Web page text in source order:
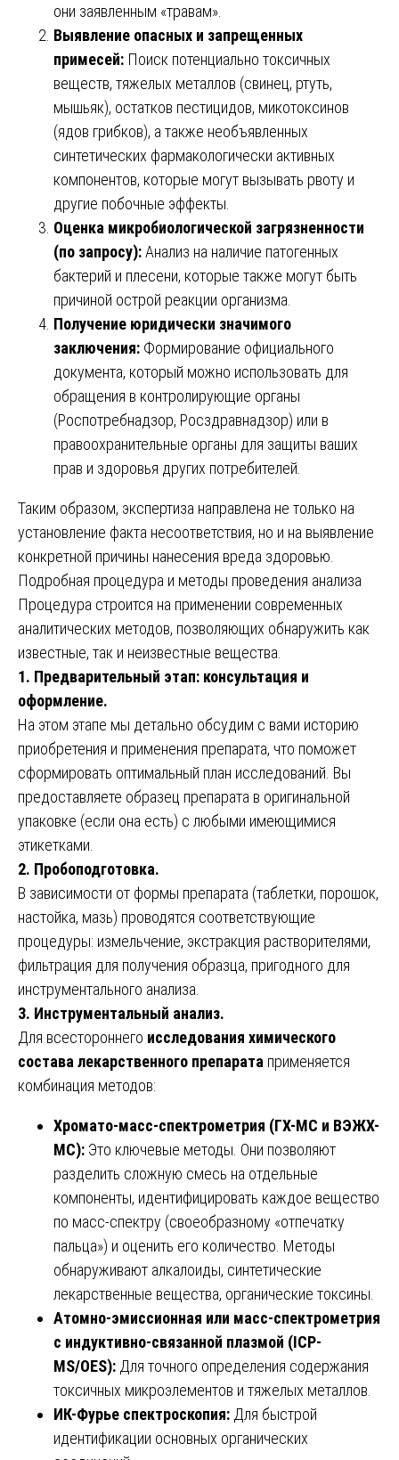
они заявленным «травам».
Выявление опасных и запрещенных
примесей: Поиск потенциально токсичных
веществ, тяжелых металлов (свинец, ртуть,
мышьяк), остатков пестицидов, микотоксинов
(ядов грибков), а также необъявленных
синтетических фармакологически активных
компонентов, которые могут вызывать рвоту и
другие побочные эффекты.
Оценка микробиологической загрязненности
(по запросу):Анализ на наличие патогенных
бактерий и плесени, которые также могут быть
причиной острой реакции организма.
Получение юридически значимого
заключения: Формирование официального
документа, который можно использовать для
обращения в контролирующие органы
(Роспотребнадзор, Росздравнадзор) или в
правоохранительные органы для защиты ваших
прав и здоровья других потребителей.
Таким образом, экспертиза направлена не только на
установление факта несоответствия, но и на выявление
конкретной причины нанесения вреда здоровью.
Подробная процедура и методы проведения анализа
Процедура строится на применении современных
аналитических методов, позволяющих обнаружить как
известные, так и неизвестные вещества.
1. Предварительный этап: консультация и
оформление.
На этом этапе мы детально обсудим с вами историю
приобретения и применения препарата, что поможет
сформировать оптимальный план исследований. Вы
предоставляете образец препарата в оригинальной
упаковке (если она есть) с любыми имеющимися
этикетками.
2. Пробоподготовка.
В зависимости от формы препарата (таблетки, порошок,
настойка, мазь) проводятся соответствующие
процедуры: измельчение, экстракция растворителями,
фильтрация для получения образца, пригодного для
инструментального анализа.
3. Инструментальный анализ.
Для всестороннего исследования химического
состава лекарственного препарата применяется
комбинация методов:
Хромато-масс-спектрометрия (ГХ-МС и ВЭЖХ-
МС): Это ключевые методы. Они позволяют
разделить сложную смесь на отдельные
компоненты, идентифицировать каждое вещество
по масс-спектру (своеобразному «отпечатку
пальца») и оценить его количество. Методы
обнаруживают алкалоиды, синтетические
лекарственные вещества, органические токсины.
Атомно-эмиссионная или масс-спектрометрия
с индуктивно-связанной плазмой (ICP-
MS/OES): Для точного определения содержания
токсичных микроэлементов и тяжелых металлов.
ИК-Фурье спектроскопия: Для быстрой
идентификации основных органических